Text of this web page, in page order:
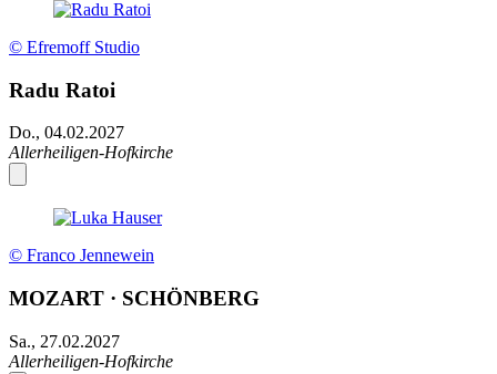
© Efremoff Studio
Radu Ratoi
Do., 04.02.2027
Allerheiligen-Hofkirche
© Franco Jennewein
MOZART · SCHÖNBERG
Sa., 27.02.2027
Allerheiligen-Hofkirche